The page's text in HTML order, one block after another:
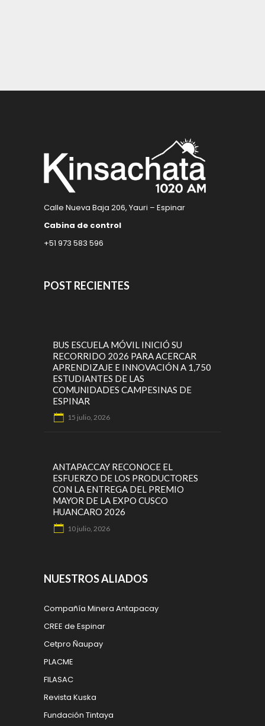
Calle Nueva Baja 206, Yauri – Espinar
Cabina de control
+51 973 583 596
POST RECIENTES
BUS ESCUELA MÓVIL INICIÓ SU
RECORRIDO 2026 PARA ACERCAR
APRENDIZAJE E INNOVACIÓN A 1,750
ESTUDIANTES DE LAS
COMUNIDADES CAMPESINAS DE
ESPINAR
15 julio, 2026
ANTAPACCAY RECONOCE EL
ESFUERZO DE LOS PRODUCTORES
CON LA ENTREGA DEL PREMIO
MAYOR DE LA EXPO CUSCO
HUANCARO 2026
10 julio, 2026
NUESTROS ALIADOS
Compañía Minera Antapacay
CREE de Espinar
Cetpro Ñaupay
PLACME
FILASAC
Revista Kuska
Fundación Tintaya